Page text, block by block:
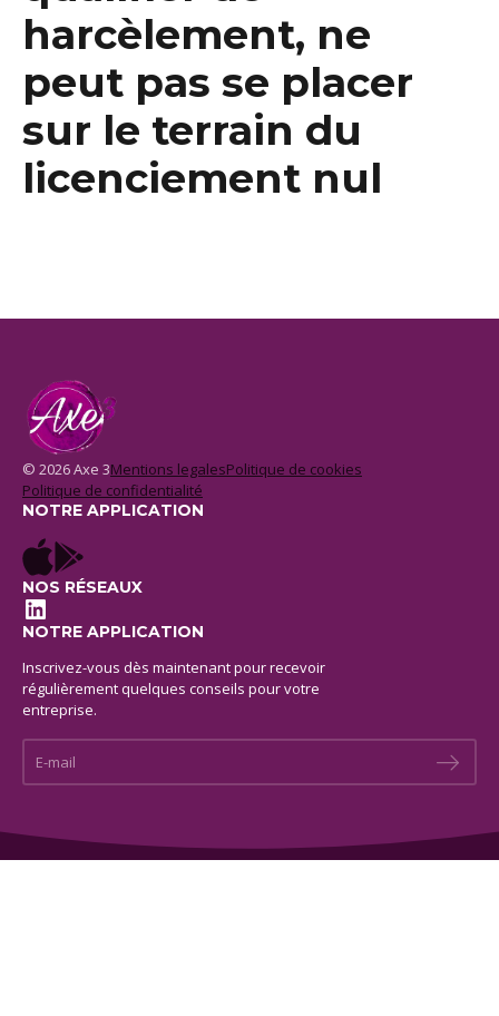
harcèlement, ne
peut pas se placer
sur le terrain du
licenciement nul
© 2026 Axe 3Mentions legalesPolitique de cookies
Politique de confidentialité
NOTRE APPLICATION
NOS RÉSEAUX
LinkedIn
NOTRE APPLICATION
Inscrivez-vous dès maintenant pour recevoir
régulièrement quelques conseils pour votre
entreprise.